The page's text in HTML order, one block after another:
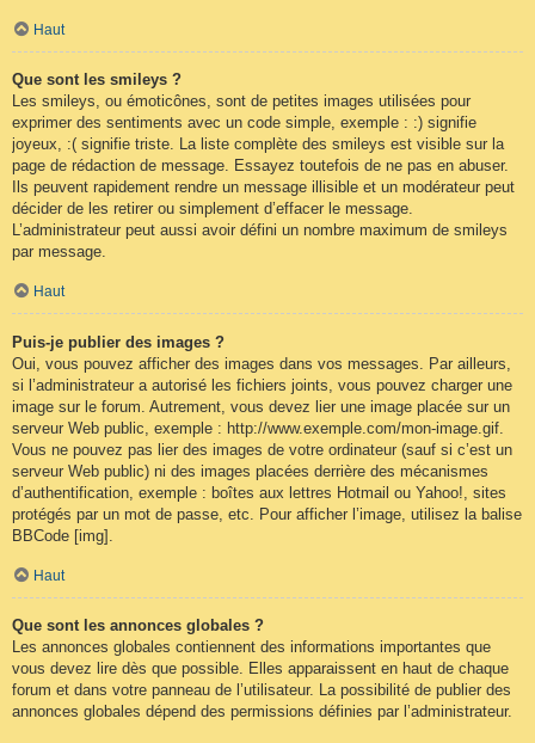
Haut
Que sont les smileys ?
Les smileys, ou émoticônes, sont de petites images utilisées pour
exprimer des sentiments avec un code simple, exemple : :) signifie
joyeux, :( signifie triste. La liste complète des smileys est visible sur la
page de rédaction de message. Essayez toutefois de ne pas en abuser.
Ils peuvent rapidement rendre un message illisible et un modérateur peut
décider de les retirer ou simplement d’effacer le message.
L’administrateur peut aussi avoir défini un nombre maximum de smileys
par message.
Haut
Puis-je publier des images ?
Oui, vous pouvez afficher des images dans vos messages. Par ailleurs,
si l’administrateur a autorisé les fichiers joints, vous pouvez charger une
image sur le forum. Autrement, vous devez lier une image placée sur un
serveur Web public, exemple : http://www.exemple.com/mon-image.gif.
Vous ne pouvez pas lier des images de votre ordinateur (sauf si c’est un
serveur Web public) ni des images placées derrière des mécanismes
d’authentification, exemple : boîtes aux lettres Hotmail ou Yahoo!, sites
protégés par un mot de passe, etc. Pour afficher l’image, utilisez la balise
BBCode [img].
Haut
Que sont les annonces globales ?
Les annonces globales contiennent des informations importantes que
vous devez lire dès que possible. Elles apparaissent en haut de chaque
forum et dans votre panneau de l’utilisateur. La possibilité de publier des
annonces globales dépend des permissions définies par l’administrateur.